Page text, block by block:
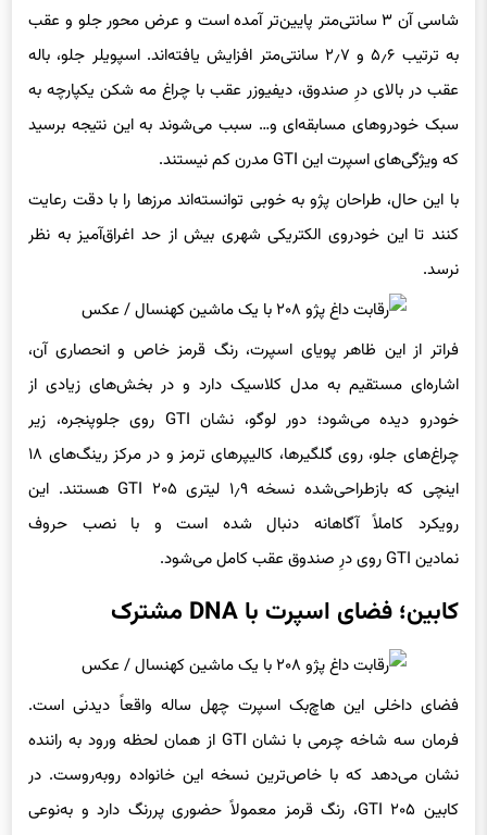
شاسی آن ۳ سانتی‌متر پایین‌تر آمده است و عرض محور جلو و عقب
به ترتیب ۵٫۶ و ۲٫۷ سانتی‌متر افزایش یافته‌اند. اسپویلر جلو، باله‌
عقب در بالای درِ صندوق، دیفیوزر عقب با چراغ مه‌ شکن یکپارچه به
سبک خودروهای مسابقه‌ای و… سبب می‌شوند به این نتیجه برسید
که ویژگی‌های اسپرت این GTI مدرن کم نیستند.
با این حال، طراحان پژو به‌ خوبی توانسته‌اند مرزها را با دقت رعایت
کنند تا این خودروی الکتریکی شهری بیش از حد اغراق‌آمیز به نظر
نرسد.
فراتر از این ظاهر پویای اسپرت، رنگ قرمز خاص و انحصاری آن،
اشاره‌ای مستقیم به مدل کلاسیک دارد و در بخش‌های زیادی از
خودرو دیده می‌شود؛ دور لوگو، نشان GTI روی جلوپنجره، زیر
چراغ‌های جلو، روی گلگیرها، کالیپرهای ترمز و در مرکز رینگ‌های ۱۸
اینچی که بازطراحی‌شده نسخه ۱٫۹ لیتری ۲۰۵ GTI هستند. این
رویکرد کاملاً آگاهانه دنبال شده است و با نصب حروف
نمادین GTI روی درِ صندوق عقب کامل می‌شود.
کابین؛ فضای اسپرت با DNA مشترک
فضای داخلی این هاچ‌بک اسپرت چهل‌ ساله واقعاً دیدنی است.
فرمان سه‌ شاخه‌ چرمی با نشان GTI از همان لحظه ورود به راننده
نشان می‌دهد که با خاص‌ترین نسخه این خانواده روبه‌روست. در
کابین ۲۰۵ GTI، رنگ قرمز معمولاً حضوری پررنگ دارد و به‌نوعی